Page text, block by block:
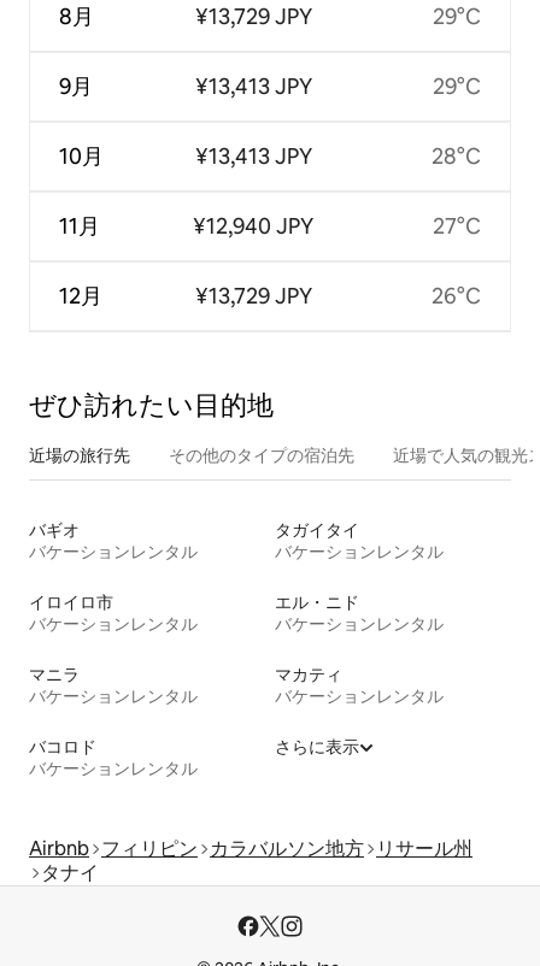
8月
9月
10月
11月
12月
¥13,729 JPY
¥13,413 JPY
¥13,413 JPY
¥12,940 JPY
¥13,729 JPY
29°C
29°C
28°C
27°C
26°C
ぜひ訪⁠れ⁠た⁠い目⁠的⁠地
近場の旅行先 その他のタ⁠イ⁠プ⁠の宿⁠泊⁠先 近場で人気の観光
バギオ
バケーションレンタル
タガイタイ
バケーションレンタル
イロイロ市
バケーションレンタル
エル・ニド
バケーションレンタル
マニラ
バケーションレンタル
マカティ
バケーションレンタル
バコロド
バケーションレンタル
さらに表示
Airbnb フィリピン カラバルソン地方
リサール州
タナイ